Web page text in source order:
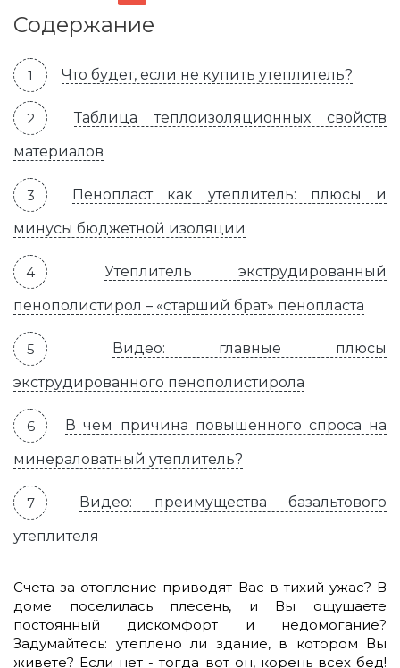
Содержание
Что будет, если не купить утеплитель?
Таблица теплоизоляционных свойств
материалов
Пенопласт как утеплитель: плюсы и
минусы бюджетной изоляции
Утеплитель экструдированный
пенополистирол – «старший брат» пенопласта
Видео: главные плюсы
экструдированного пенополистирола
В чем причина повышенного спроса на
минераловатный утеплитель?
Видео: преимущества базальтового
утеплителя
Счета за отопление приводят Вас в тихий ужас? В
доме поселилась плесень, и Вы ощущаете
постоянный дискомфорт и недомогание?
Задумайтесь: утеплено ли здание, в котором Вы
живете? Если нет - тогда вот он, корень всех бед!